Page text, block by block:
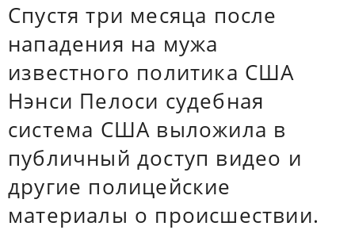
Спустя три месяца после
нападения на мужа
известного политика США
Нэнси Пелоси судебная
система США выложила в
публичный доступ видео и
другие полицейские
материалы о происшествии.